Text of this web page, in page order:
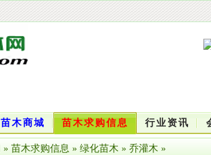
苗木商城 苗木求购信息 行业资讯
» 苗木求购信息 » 绿化苗木 » 乔灌木 »